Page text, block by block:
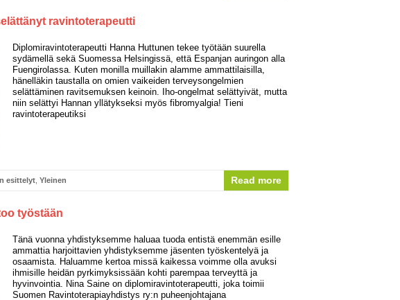
ravintoterapeutti
Diplomiravintoterapeutti Hanna Huttunen tekee työtään suurella
sydämellä sekä Suomessa Helsingissä, että Espanjan auringon alla
Fuengirolassa. Kuten monilla muillakin alamme ammattilaisilla,
hänelläkin taustalla on omien vaikeiden terveysongelmien
selättäminen ravitsemuksen keinoin. Iho-ongelmat selättyivät, mutta
niin selättyi Hannan yllätykseksi myös fibromyalgia! Tieni
ravintoterapeutiksi
esittelyt ,Yleinen Read more
työstään
Tänä vuonna yhdistyksemme haluaa tuoda entistä enemmän esille
ammattia harjoittavien yhdistyksemme jäsenten työskentelyä ja
osaamista. Haluamme kertoa missä kaikessa voimme olla avuksi
ihmisille heidän pyrkimyksissään kohti parempaa terveyttä ja
hyvinvointia. Nina Saine on diplomiravintoterapeutti, joka toimii
Suomen Ravintoterapiayhdistys ry:n puheenjohtajana